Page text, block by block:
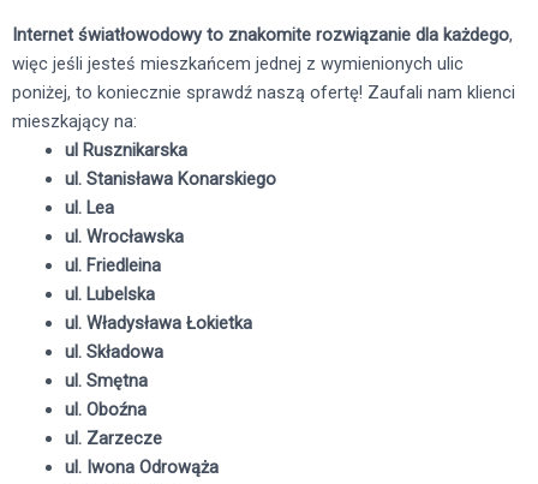
Internet światłowodowy to znakomite rozwiązanie dla każdego,
więc jeśli jesteś mieszkańcem jednej z wymienionych ulic
poniżej, to koniecznie sprawdź naszą ofertę! Zaufali nam klienci
mieszkający na:
ul Rusznikarska
ul. Stanisława Konarskiego
ul. Lea
ul. Wrocławska
ul. Friedleina
ul. Lubelska
ul. Władysława Łokietka
ul. Składowa
ul. Smętna
ul. Oboźna
ul. Zarzecze
ul. Iwona Odrowąża